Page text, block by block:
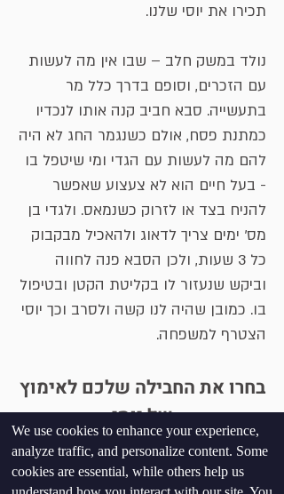
תכירו את יוסי שלנו.
נולד במשק חלב – שבו אין מה לעשות
עם הזכרים, וסופם בדרך כלל מר
בתעשייה. סבא חביב קנה אותו לנכדיו
כמתנת פסח, אולם כשנגמר החג לא היה
להם מה לעשות עם הגדי ומי שיטפל בו
- בעל חיים הוא לא צעצוע שאפשר
להניח בצד או לזרוק כשנמאס. ולגדי בן
מס' ימים צריך לדאוג ולהאכיל מבקבוק
כל 3 שעות, ולכן הסבא פנה לחווה
וביקש שנעזור לו בקליטת הקטן ובטיפול
בו. כמובן שהיה לנו קשה ולסרב וכך יוסי
הצטרף למשפחה.
בחרו את החבילה שלכם לאימוץ
של יוסי
VIP
We use cookies to enhance your experience,
analyze traffic, and personalize content. Some
cookies are essential, while others help us